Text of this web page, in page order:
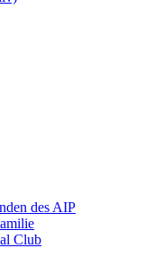
des AIP
Club